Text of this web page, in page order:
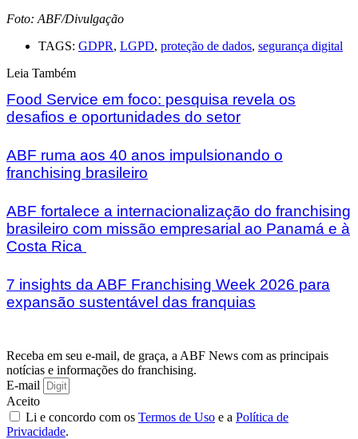
Foto: ABF/Divulgação
TAGS: GDPR, LGPD, proteção de dados, segurança digital
Leia Também
Food Service em foco: pesquisa revela os
desafios e oportunidades do setor
ABF ruma aos 40 anos impulsionando o
franchising brasileiro
ABF fortalece a internacionalização do franchising
brasileiro com missão empresarial ao Panamá e à
Costa Rica
7 insights da ABF Franchising Week 2026 para
expansão sustentável das franquias
Receba em seu e-mail, de graça, a ABF News com as principais
notícias e informações do franchising.
E-mail
Aceito
Li e concordo com os Termos de Uso e a Política de
Privacidade.